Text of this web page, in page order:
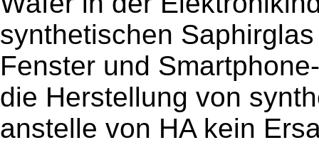
synthetischen
Fenster und
die Herstellung von
anstelle von HA kein